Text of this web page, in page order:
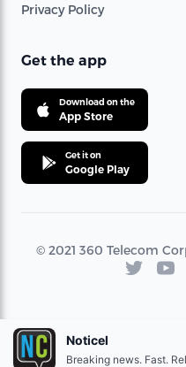
Privacy Policy
Get the app
Download on the
App Store
Get it on
Google Play
© 2021 360 Telecom
Noticel